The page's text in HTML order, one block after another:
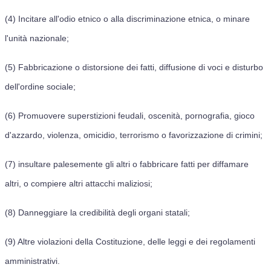
(4) Incitare all'odio etnico o alla discriminazione etnica, o minare
l'unità nazionale;
(5) Fabbricazione o distorsione dei fatti, diffusione di voci e disturbo
dell'ordine sociale;
(6) Promuovere superstizioni feudali, oscenità, pornografia, gioco
d'azzardo, violenza, omicidio, terrorismo o favorizzazione di crimini;
(7) insultare palesemente gli altri o fabbricare fatti per diffamare
altri, o compiere altri attacchi maliziosi;
(8) Danneggiare la credibilità degli organi statali;
(9) Altre violazioni della Costituzione, delle leggi e dei regolamenti
amministrativi.